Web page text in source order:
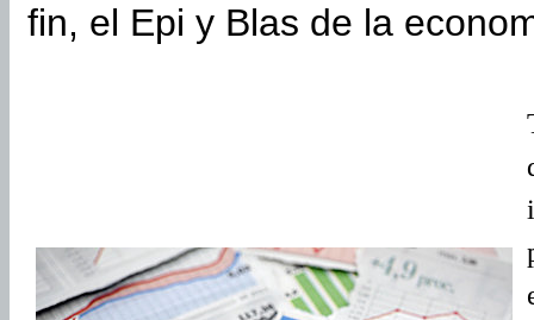
fin, el Epi y Blas de la